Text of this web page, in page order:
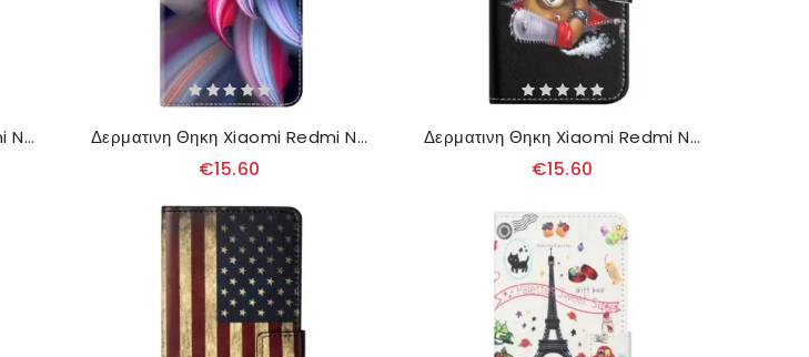
Δερματινη Θηκη Xiaomi Redmi Note 13 5g Ροζ Διαμαντένια Καρδιά Σιλικόνης Δερματινη Θηκη Xiaomi Redmi Note 13 5g Πολύχρωμα Λουλούδια
€15.60
Δερματινη Θηκη Xiaomi Redmi Note 13 5g Αρκούδα Μην Αγγίζεις Το Τηλέφωνό Μου
€15.60